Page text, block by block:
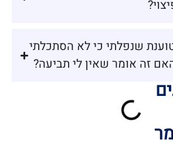
שנפלתי כי לא הסתכלתי
זה אומר שאין לי תביעה?